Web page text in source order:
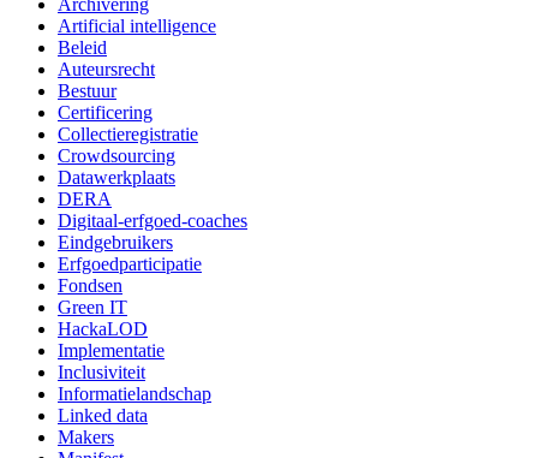
Artificial intelligence
Beleid
Auteursrecht
Bestuur
Certificering
Collectieregistratie
Crowdsourcing
Datawerkplaats
DERA
Digitaal-erfgoed-coaches
Eindgebruikers
Erfgoedparticipatie
Fondsen
Green IT
HackaLOD
Implementatie
Inclusiviteit
Informatielandschap
Linked data
Makers